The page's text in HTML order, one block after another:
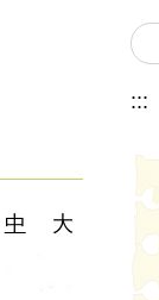
中 大
:::